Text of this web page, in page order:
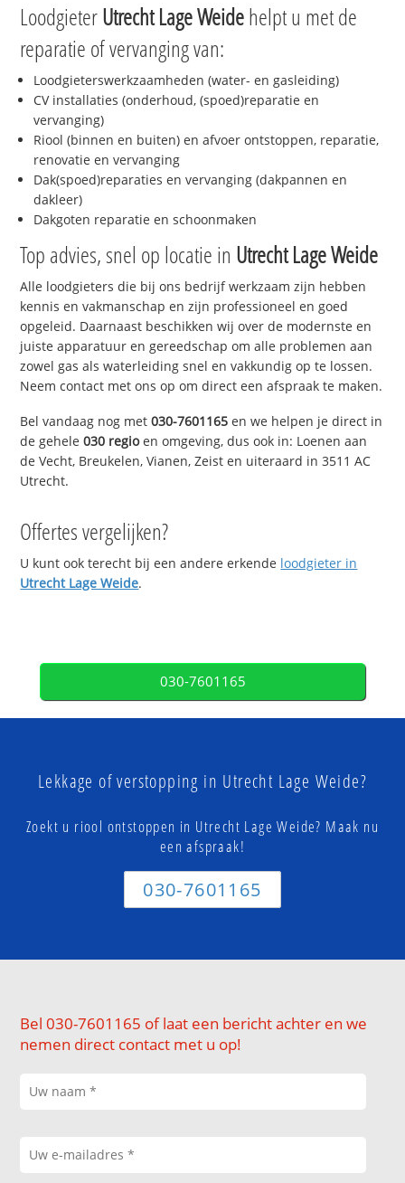
LoodgieterUtrecht Lage Weidehelpt u met de
reparatie of vervanging van:
Loodgieterswerkzaamheden (water- en gasleiding)
CV installaties (onderhoud, (spoed)reparatie en
vervanging)
Riool (binnen en buiten) en afvoer ontstoppen, reparatie,
renovatie en vervanging
Dak(spoed)reparaties en vervanging (dakpannen en
dakleer)
Dakgoten reparatie en schoonmaken
Top advies, snel op locatie in Utrecht Lage Weide
Alle loodgieters die bij ons bedrijf werkzaam zijn hebben
kennis en vakmanschap en zijn professioneel en goed
opgeleid. Daarnaast beschikken wij over de modernste en
juiste apparatuur en gereedschap om alle problemen aan
zowel gas als waterleiding snel en vakkundig op te lossen.
Neem contact met ons op om direct een afspraak te maken.
Bel vandaag nog met030-7601165 en we helpen je direct in
de gehele030 regioen omgeving, dus ook in: Loenen aan
de Vecht, Breukelen, Vianen, Zeist en uiteraard in 3511 AC
Utrecht.
Offertes vergelijken?
U kunt ook terecht bij een andere erkende loodgieter in
Utrecht Lage Weide.
030-7601165
Lekkage of verstopping in Utrecht Lage Weide?
Zoekt u riool ontstoppen in Utrecht Lage Weide? Maak nu
een afspraak!
030-7601165
Bel 030-7601165 of laat een bericht achter en we
nemen direct contact met u op!